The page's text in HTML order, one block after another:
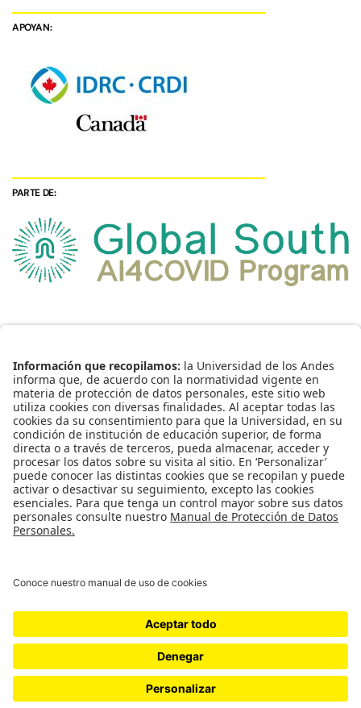
APOYAN:
PARTE DE:
Universidad de los Andes | Vigilada Mineducación
mayo de 1964. Reconocimiento personería jurídica:
Resolución 28 del 23 de febrero de 1949 Minjusticia.
© - Derechos Reservados Universidad de los Andes